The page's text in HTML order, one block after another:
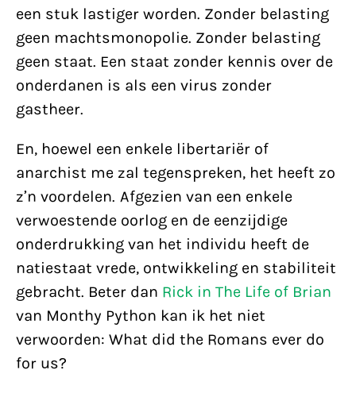
een stuk lastiger worden. Zonder belasting
geen machtsmonopolie. Zonder belasting
geen staat. Een staat zonder kennis over de
onderdanen is als een virus zonder
gastheer.
En, hoewel een enkele libertariër of
anarchist me zal tegenspreken, het heeft zo
z’n voordelen. Afgezien van een enkele
verwoestende oorlog en de eenzijdige
onderdrukking van het individu heeft de
natiestaat vrede, ontwikkeling en stabiliteit
gebracht. Beter dan Rick in The Life of Brian
van Monthy Python kan ik het niet
verwoorden: What did the Romans ever do
for us?